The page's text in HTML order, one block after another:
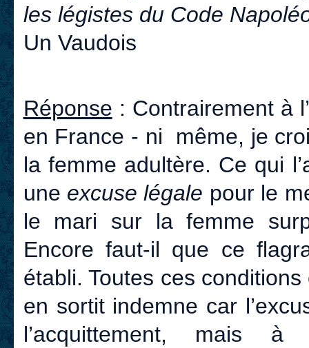
les légistes du Code
Un Vaudois
Réponse : Contrairement à
en France - ni même, je
la femme adultère. Ce qui
une excuse légale pour le
le mari sur la femme
Encore faut-il que ce
établi. Toutes ces
en sortit indemne car
l’acquittement, mais à